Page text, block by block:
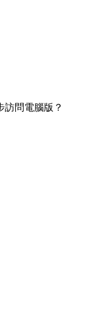
訪問電腦版？